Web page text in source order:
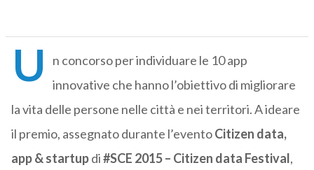
U
n concorso per individuare le 10 app
innovative che hanno l’obiettivo di migliorare
la vita delle persone nelle città e nei territori. A ideare
il premio, assegnato durante l’eventoCitizen data,
app & startupdi#SCE 2015 – Citizen data Festival,